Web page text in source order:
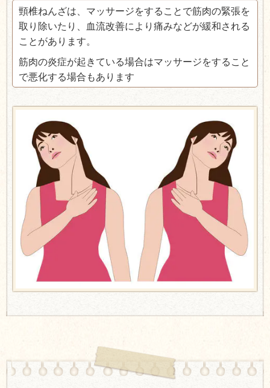
頸椎ねんざは、マッサージをすることで筋肉の緊張を
取り除いたり、血流改善により痛みなどが緩和される
ことがあります。
筋肉の炎症が起きている場合はマッサージをすること
で悪化する場合もあります